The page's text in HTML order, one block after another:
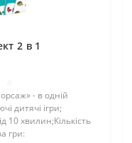
2 в 1
- в одній
дитячі ігри;
10 хвилин;Кількість
гри: